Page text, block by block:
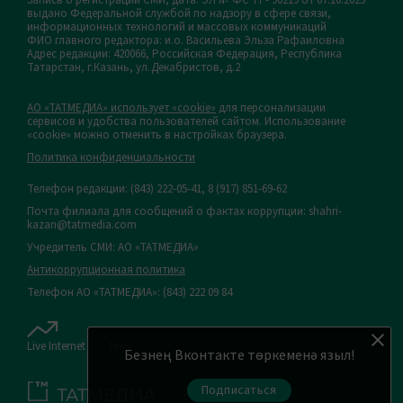
Безнең Вконтакте төркеменә языл!
Подписаться
выдано Федеральной службой по надзору в сфере связи,
информационных технологий и массовых коммуникаций
ФИО главного редактора: и.о. Васильева Эльза Рафаиловна
Адрес редакции: 420066, Российская Федерация, Республика
Татарстан, г.Казань, ул.Декабристов, д.2
АО «ТАТМЕДИА» использует «cookie» для персонализации
сервисов и удобства пользователей сайтом. Использование
«cookie» можно отменить в настройках браузера.
Политика конфиденциальности
Телефон редакции: (843) 222-05-41, 8 (917) 851-69-62
Почта филиала для сообщений о фактах коррупции: shahri-
kazan@tatmedia.com
Учредитель СМИ: АО «ТАТМЕДИА»
Антикоррупционная политика
Телефон АО «ТАТМЕДИА»: (843) 222 09 84
Live Internet